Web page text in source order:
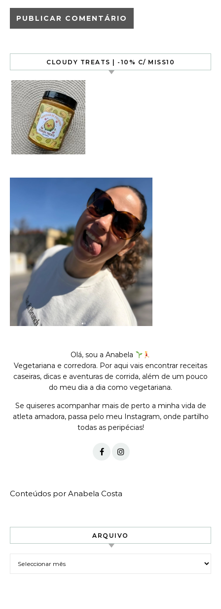
CLOUDY TREATS | -10% C/ MISS10
Olá, sou a Anabela
Vegetariana e corredora. Por aqui vais encontrar receitas
caseiras, dicas e aventuras de corrida, além de um pouco
do meu dia a dia como vegetariana.
Se quiseres acompanhar mais de perto a minha vida de
atleta amadora, passa pelo meu Instagram, onde partilho
todas as peripécias!
Conteúdos por Anabela Costa
ARQUIVO